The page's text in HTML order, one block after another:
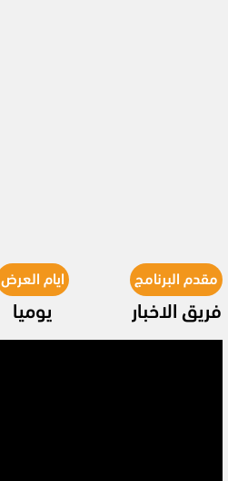
مقدم البرنامج
فريق الاخبار
ايام العرض
يوميا